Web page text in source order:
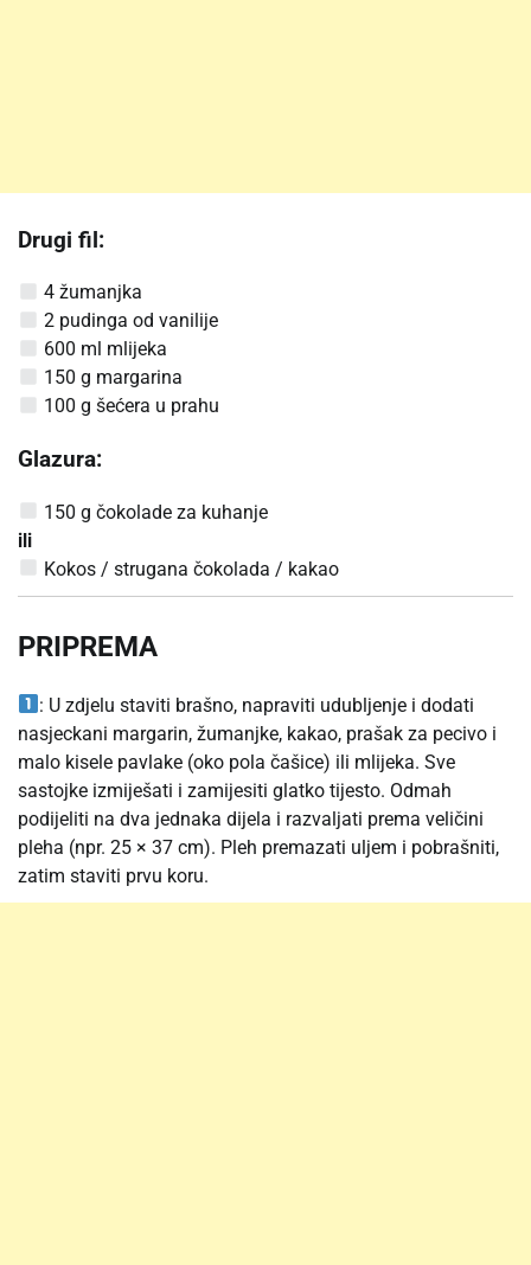
Drugi fil:
4 žumanjka
2 pudinga od vanilije
600 ml mlijeka
150 g margarina
100 g šećera u prahu
Glazura:
150 g čokolade za kuhanje
ili
Kokos / strugana čokolada / kakao
PRIPREMA
: U zdjelu staviti brašno, napraviti udubljenje i dodati
nasjeckani margarin, žumanjke, kakao, prašak za pecivo i
malo kisele pavlake (oko pola čašice) ili mlijeka. Sve
sastojke izmiješati i zamijesiti glatko tijesto. Odmah
podijeliti na dva jednaka dijela i razvaljati prema veličini
pleha (npr. 25 × 37 cm). Pleh premazati uljem i pobrašniti,
zatim staviti prvu koru.